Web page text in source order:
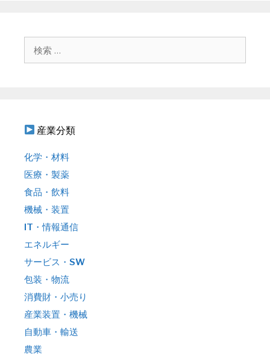
産業分類
化学・材料
医療・製薬
食品・飲料
機械・装置
IT・情報通信
エネルギー
サービス・SW
包装・物流
消費財・小売り
産業装置・機械
自動車・輸送
農業